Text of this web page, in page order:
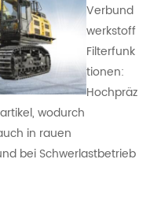
Verbund
werkstoff
Filterfunk
tionen:
Hochpräz
wodurch
in rauen
bei Schwerlastbetrieb